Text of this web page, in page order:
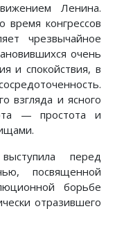
Ленина.
конгрессов
чрезвычайное
очень
и спокойствия, в
взгляда и ясного
— простота и
перед
посвященной
борьбе
отразившего